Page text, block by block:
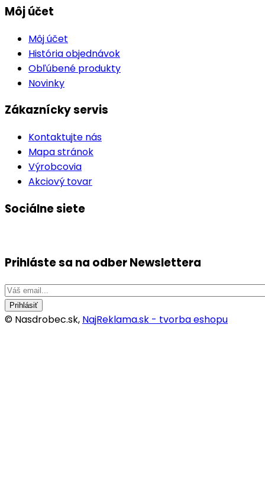
Môj účet
Môj účet
História objednávok
Obľúbené produkty
Novinky
Zákaznícky servis
Kontaktujte nás
Mapa stránok
Výrobcovia
Akciový tovar
Sociálne siete
Prihláste sa na odberNewslettera
Prihlásiť
© Nasdrobec.sk, NajReklama.sk - tvorba eshopu